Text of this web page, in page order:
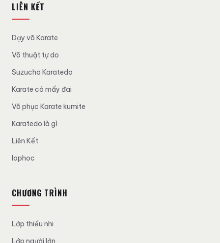
LIÊN KẾT
Dạy võ Karate
Võ thuật tự do
Suzucho Karatedo
Karate có mấy đai
Võ phục Karate kumite
Karatedo là gì
Liên Kết
lophoc
CHƯƠNG TRÌNH
Lớp thiếu nhi
Lớp người lớn